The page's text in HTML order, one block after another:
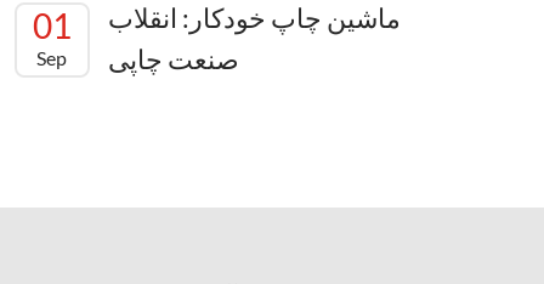
01
Sep
ماشین چاپ خودکار: انقلاب
صنعت چاپی